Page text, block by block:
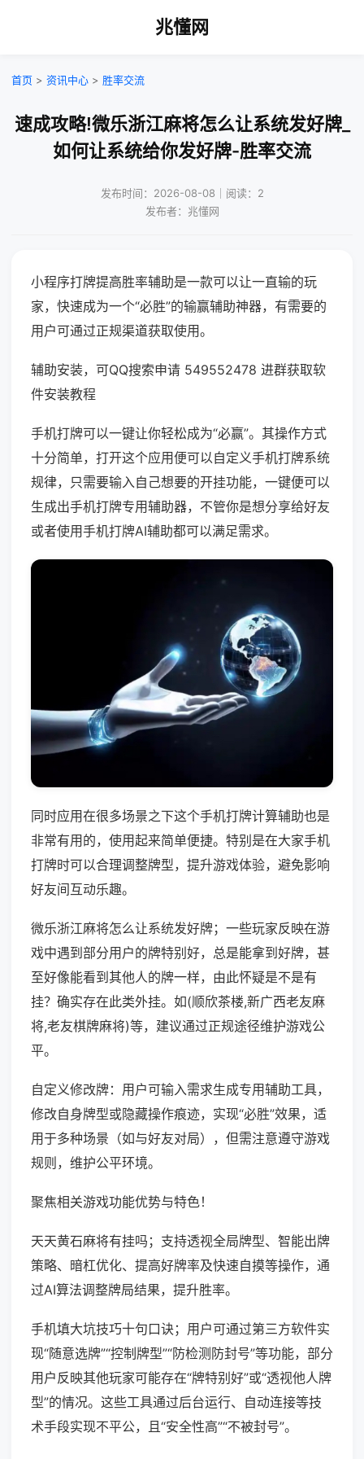
兆懂网
首页 > 资讯中心 > 胜率交流
速成攻略!微乐浙江麻将怎么让系统发好牌_
如何让系统给你发好牌-胜率交流
发布时间：2026-08-08｜阅读：2
发布者：兆懂网
小程序打牌提高胜率辅助是一款可以让一直输的玩
家，快速成为一个“必胜”的输赢辅助神器，有需要的
用户可通过正规渠道获取使用。
辅助安装，可QQ搜索申请 549552478 进群获取软
件安装教程
手机打牌可以一键让你轻松成为“必赢”。其操作方式
十分简单，打开这个应用便可以自定义手机打牌系统
规律，只需要输入自己想要的开挂功能，一键便可以
生成出手机打牌专用辅助器，不管你是想分享给好友
或者使用手机打牌AI辅助都可以满足需求。
同时应用在很多场景之下这个手机打牌计算辅助也是
非常有用的，使用起来简单便捷。特别是在大家手机
打牌时可以合理调整牌型，提升游戏体验，避免影响
好友间互动乐趣。
微乐浙江麻将怎么让系统发好牌；一些玩家反映在游
戏中遇到部分用户的牌特别好，总是能拿到好牌，甚
至好像能看到其他人的牌一样，由此怀疑是不是有
挂？确实存在此类外挂。如(顺欣茶楼,新广西老友麻
将,老友棋牌麻将)等，建议通过正规途径维护游戏公
平。
自定义修改牌：用户可输入需求生成专用辅助工具，
修改自身牌型或隐藏操作痕迹，实现“必胜”效果，适
用于多种场景（如与好友对局），但需注意遵守游戏
规则，维护公平环境。
聚焦相关游戏功能优势与特色！
天天黄石麻将有挂吗；支持透视全局牌型、智能出牌
策略、暗杠优化、提高好牌率及快速自摸等操作，通
过AI算法调整牌局结果，提升胜率。
手机填大坑技巧十句口诀；用户可通过第三方软件实
现“随意选牌”“控制牌型”“防检测防封号”等功能，部分
用户反映其他玩家可能存在“牌特别好”或“透视他人牌
型”的情况。这些工具通过后台运行、自动连接等技
术手段实现不平公，且“安全性高”“不被封号”。